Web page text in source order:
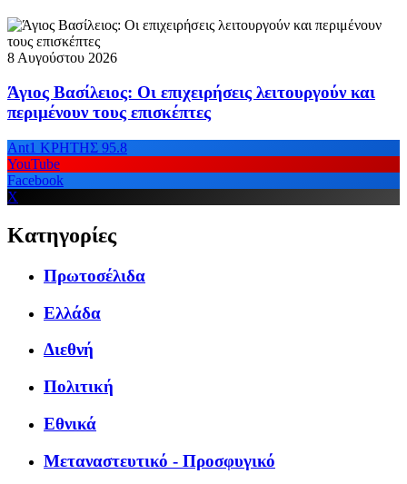
8 Αυγούστου 2026
Άγιος Βασίλειος: Οι επιχειρήσεις λειτουργούν και
περιμένουν τους επισκέπτες
Ant1 ΚΡΗΤΗΣ 95.8
YouTube
Facebook
X
Κατηγορίες
Πρωτοσέλιδα
Ελλάδα
Διεθνή
Πολιτική
Εθνικά
Μεταναστευτικό - Προσφυγικό